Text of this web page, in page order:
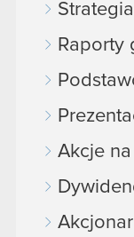
Strategia
Raporty
Akcje